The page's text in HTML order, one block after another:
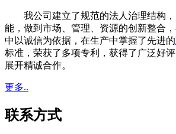
我公司建立了规范的法人治理结构，
能，做到市场、管理、资源的创新整合
中以诚信为依据，在生产中掌握了先进的
标准，荣获了多项专利，获得了广泛好
展开精诚合作。
更多..
联系方式